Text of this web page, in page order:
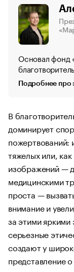
Основал фонд
Подробнее про
В
доминирует
пожертвований:
тяжелых или,
изображений —
медицинскими
проста —
внимание и
за этими
серьезные
создают у
представление